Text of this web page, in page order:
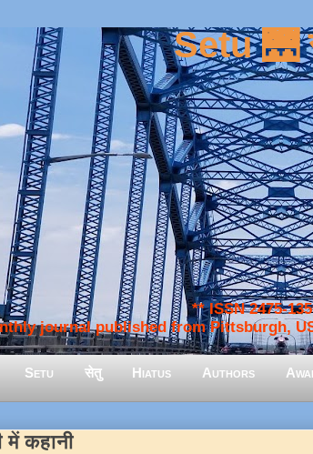
Setu 🌉
** ISSN 2475-
journal published from Pittsburgh, USA
Setu सेतु Hiatus Authors
में कहानी